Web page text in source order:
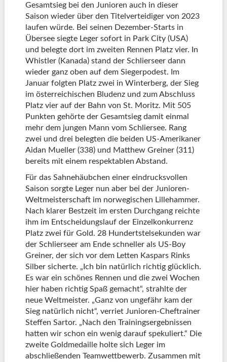
Gesamtsieg bei den Junioren auch in dieser
Saison wieder über den Titelverteidiger von 2023
laufen würde. Bei seinen Dezember-Starts in
Übersee siegte Leger sofort in Park City (USA)
und belegte dort im zweiten Rennen Platz vier. In
Whistler (Kanada) stand der Schlierseer dann
wieder ganz oben auf dem Siegerpodest. Im
Januar folgten Platz zwei in Winterberg, der Sieg
im österreichischen Bludenz und zum Abschluss
Platz vier auf der Bahn von St. Moritz. Mit 505
Punkten gehörte der Gesamtsieg damit einmal
mehr dem jungen Mann vom Schliersee. Rang
zwei und drei belegten die beiden US-Amerikaner
Aidan Mueller (338) und Matthew Greiner (311)
bereits mit einem respektablen Abstand.
Für das Sahnehäubchen einer eindrucksvollen
Saison sorgte Leger nun aber bei der Junioren-
Weltmeisterschaft im norwegischen Lillehammer.
Nach klarer Bestzeit im ersten Durchgang reichte
ihm im Entscheidungslauf der Einzelkonkurrenz
Platz zwei für Gold. 28 Hundertstelsekunden war
der Schlierseer am Ende schneller als US-Boy
Greiner, der sich vor dem Letten Kaspars Rinks
Silber sicherte. „Ich bin natürlich richtig glücklich.
Es war ein schönes Rennen und die zwei Wochen
hier haben richtig Spaß gemacht“, strahlte der
neue Weltmeister. „Ganz von ungefähr kam der
Sieg natürlich nicht“, verriet Junioren-Cheftrainer
Steffen Sartor. „Nach den Trainingsergebnissen
hatten wir schon ein wenig darauf spekuliert.“ Die
zweite Goldmedaille holte sich Leger im
abschließenden Teamwettbewerb. Zusammen mit